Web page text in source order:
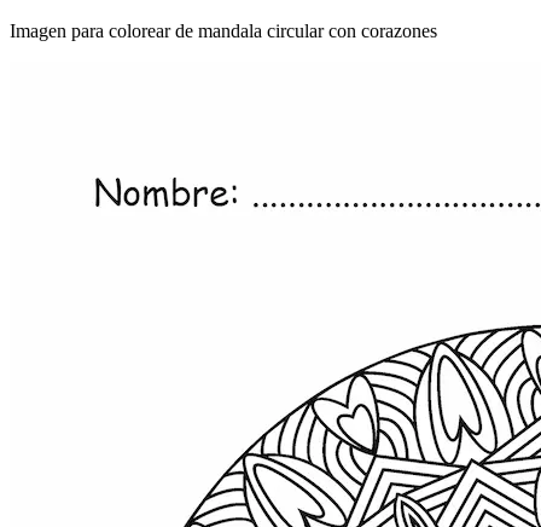
Imagen para colorear de mandala circular con corazones